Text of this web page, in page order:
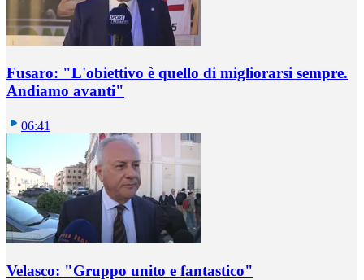
Fusaro: "L'obiettivo è quello di migliorarsi sempre.
Andiamo avanti"
06:41
Velasco: "Gruppo unito e fantastico"